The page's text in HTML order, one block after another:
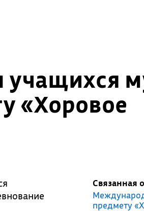
учащихся
«Хоровое
Связанная
предмету